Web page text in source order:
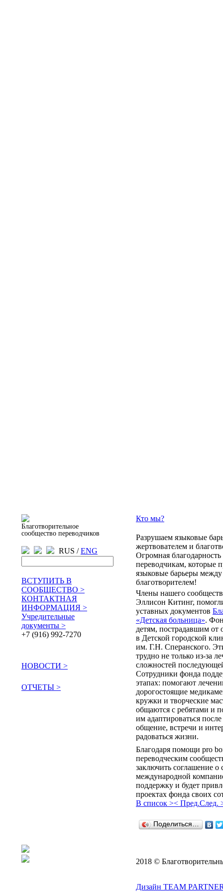
Благотворительное
сообщество переводчиков
RUS /ENG
ВСТУПИТЬ В
СООБЩЕСТВО >
КОНТАКТНАЯ
ИНФОРМАЦИЯ >
Учредительные
документы >
+7 (916) 992-7270
НОВОСТИ >
ОТЧЕТЫ >
Кто мы?
Разрушаем языковые
жертвователем и
Огромная
переводчикам, которые
языковые барьеры
благотворителем!
Члены нашего
Эллисон Китинг,
уставных документов
«Детская больница».
детям, пострадавшим от
в Детской городской
им. Г.Н. Сперанского.
трудно не только из-за
сложностей
Сотрудники фонда
этапах: помогают
дорогостоящие
кружки и творческие
общаются с ребятами и
им адаптироваться
общение, встречи и
радоваться жизни.
Благодаря помощи pro
переводческим
заключить соглашение о
международной
поддержку и будет
проектах фонда своих
В список >< Пред.След.
Поделиться…
2018 ©
Дизайн TEAM